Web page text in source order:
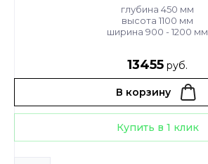
глубина 450 мм
высота 1100 мм
ширина 900 - 1200 мм
13455 руб.
В корзину
Купить в 1 клик